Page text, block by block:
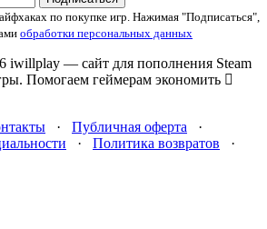
по покупке игр. Нажимая "Подписаться",
обработки персональных данных
iwillplay — сайт для пополнения Steam
Помогаем геймерам экономить
· Публичная оферта ·
· Политика возвратов ·